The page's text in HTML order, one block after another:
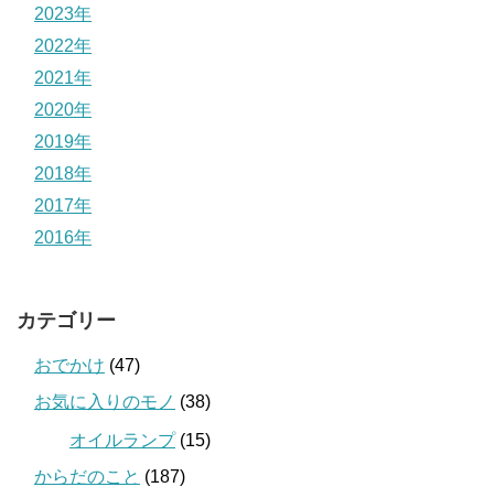
2023年
2022年
2021年
2020年
2019年
2018年
2017年
2016年
カテゴリー
おでかけ (47)
お気に入りのモノ (38)
オイルランプ(15)
からだのこと (187)